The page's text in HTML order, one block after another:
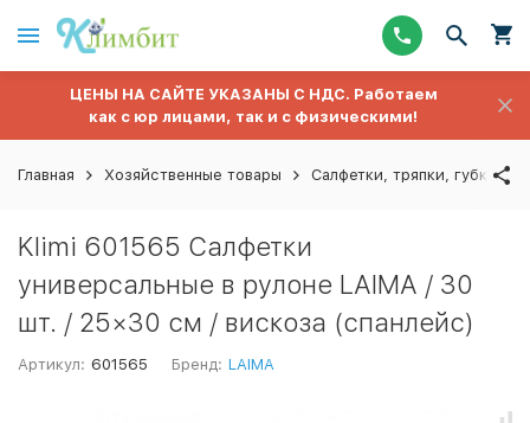
ЦЕНЫ НА САЙТЕ УКАЗАНЫ С НДС. Работаем
как с юр лицами, так и с физическими!
Главная Хозяйственные товары Салфетки, тряпки, губки
Klimi 601565 Салфетки
универсальные в рулоне LAIMA / 30
шт. / 25×30 см / вискоза (спанлейс)
Артикул: 601565 Бренд: LAIMA